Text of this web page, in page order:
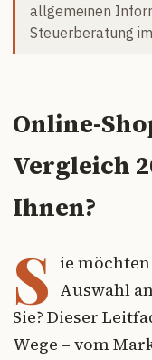
allgemeinen
Steuerberatung
Online-
Vergleich
Ihnen?
S ie
Auswahl
Sie? Dieser
Wege – vom